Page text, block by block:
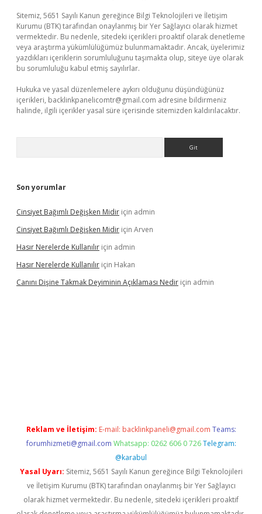
Sitemiz, 5651 Sayılı Kanun gereğince Bilgi Teknolojileri ve İletişim
Kurumu (BTK) tarafından onaylanmış bir Yer Sağlayıcı olarak hizmet
vermektedir. Bu nedenle, sitedeki içerikleri proaktif olarak denetleme
veya araştırma yükümlülüğümüz bulunmamaktadır. Ancak, üyelerimiz
yazdıkları içeriklerin sorumluluğunu taşımakta olup, siteye üye olarak
bu sorumluluğu kabul etmiş sayılırlar.
Hukuka ve yasal düzenlemelere aykırı olduğunu düşündüğünüz
içerikleri, backlinkpanelicomtr@gmail.com adresine bildirmeniz
halinde, ilgili içerikler yasal süre içerisinde sitemizden kaldırılacaktır.
Son yorumlar
Cinsiyet Bağımlı Değişken Midir için admin
Cinsiyet Bağımlı Değişken Midir için Arven
Hasır Nerelerde Kullanılır için admin
Hasır Nerelerde Kullanılır için Hakan
Canını Dişine Takmak Deyiminin Açıklaması Nedir için admin
Reklam ve İletişim: E-mail: backlinkpaneli@gmail.com Teams:
forumhizmeti@gmail.com Whatsapp: 0262 606 0 726 Telegram:
@karabul
Yasal Uyarı: Sitemiz, 5651 Sayılı Kanun gereğince Bilgi Teknolojileri
ve İletişim Kurumu (BTK) tarafından onaylanmış bir Yer Sağlayıcı
olarak hizmet vermektedir. Bu nedenle, sitedeki içerikleri proaktif